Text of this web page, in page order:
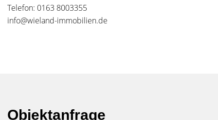
Telefon: 0163 8003355
info@wieland-immobilien.de
Objektanfrage